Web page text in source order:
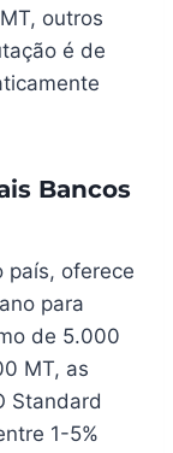
outros
é de
Bancos
país, oferece
para
de 5.000
MT, as
Standard
1-5%